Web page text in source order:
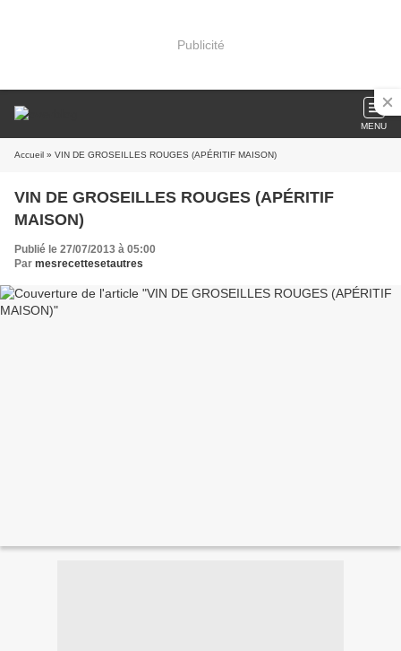
Publicité
MENU
Accueil » VIN DE GROSEILLES ROUGES (APÉRITIF MAISON)
VIN DE GROSEILLES ROUGES (APÉRITIF
MAISON)
Publié le 27/07/2013 à 05:00
Par mesrecettesetautres